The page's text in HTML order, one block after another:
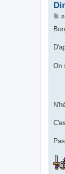
M
s
g
On